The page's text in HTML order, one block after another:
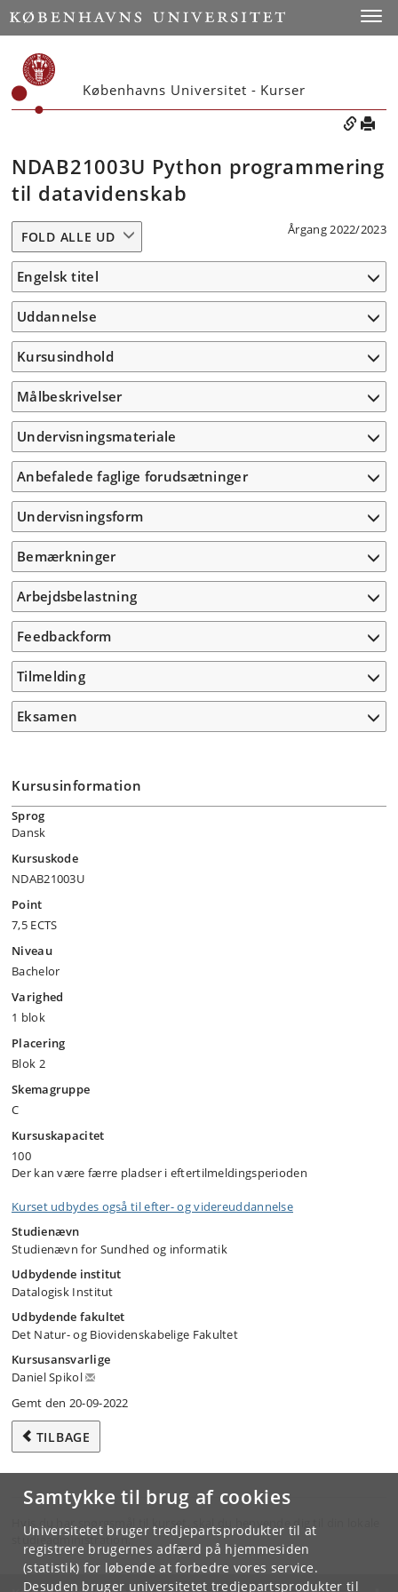
Samtykke til brug af cookies
Universitetet bruger tredjepartsprodukter til at
registrere brugernes adfærd på hjemmesiden
(statistik) for løbende at forbedre vores service.
Desuden bruger universitetet tredjepartsprodukter til
Københavns Universitet - Kurser
NDAB21003U Python programmering
til datavidenskab
Årgang 2022/2023
FOLD ALLE UD
Engelsk titel
Uddannelse
Kursusindhold
Målbeskrivelser
Undervisningsmateriale
Anbefalede faglige forudsætninger
Undervisningsform
Bemærkninger
Arbejdsbelastning
Feedbackform
Tilmelding
Eksamen
Kursusinformation
Sprog
Dansk
Kursuskode
NDAB21003U
Point
7,5 ECTS
Niveau
Bachelor
Varighed
1 blok
Placering
Blok 2
Skemagruppe
C
Kursuskapacitet
100
Der kan være færre pladser i eftertilmeldingsperioden
Kurset udbydes også til efter- og videreuddannelse
Studienævn
Studienævn for Sundhed og informatik
Udbydende institut
Datalogisk Institut
Udbydende fakultet
Det Natur- og Biovidenskabelige Fakultet
Kursusansvarlige
Daniel Spikol
Gemt den 20-09-2022
TILBAGE
Hvis du har spørgsmål til kurset, skal du henvende dig til din lokale
studieadministration.